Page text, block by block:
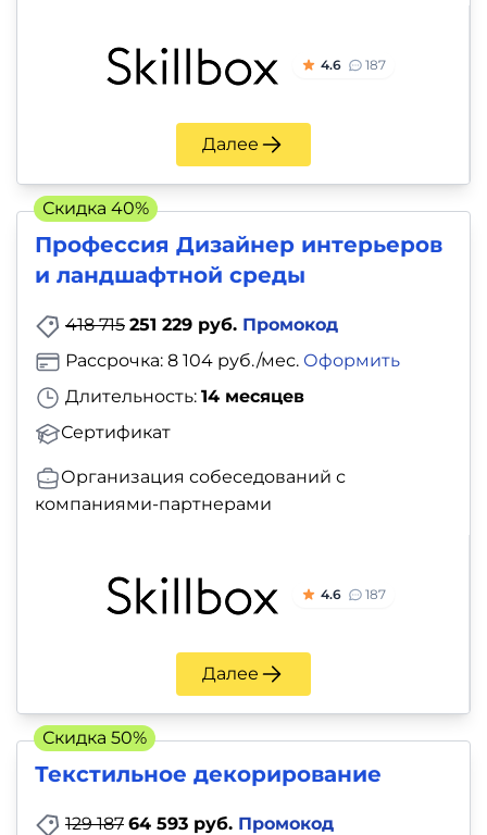
4.6 187
Далее
Профессия Дизайнер интерьеров
и ландшафтной среды
418 715 251 229 руб. Промокод
Длительность: 14 месяцев
Сертификат
Рассрочка: 8 104 руб./мес. Оформить
Организация собеседований с
компаниями-партнерами
4.6 187
Далее
Скидка 40%
Текстильное декорирование
129 187 64 593 руб. Промокод
Скидка 50%